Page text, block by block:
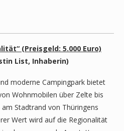
(Preisgeld: 5.000 Euro)
List, Inhaberin)
moderne Campingpark bietet
Wohnmobilen über Zelte bis
Stadtrand von Thüringens
Wert wird auf die Regionalität